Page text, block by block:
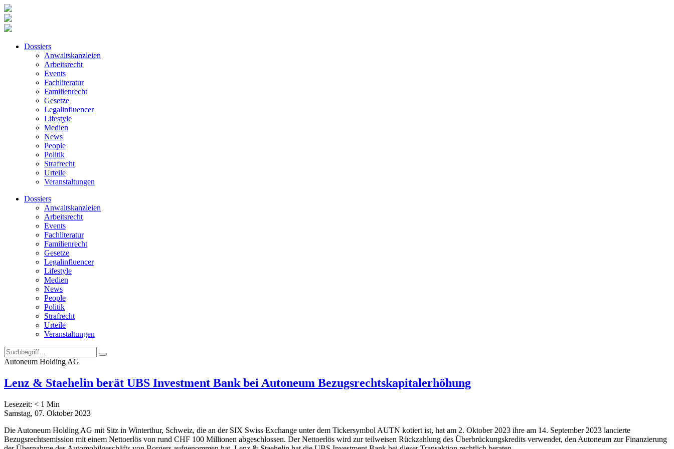
Dossiers
Anwaltskanzleien
Arbeitsrecht
Events
Fachliteratur
Familienrecht
Gesetze
Legalinfluencer
Lifestyle
Medien
News
People
Politik
Strafrecht
Urteile
Veranstaltungen
Dossiers
Anwaltskanzleien
Arbeitsrecht
Events
Fachliteratur
Familienrecht
Gesetze
Legalinfluencer
Lifestyle
Medien
News
People
Politik
Strafrecht
Urteile
Veranstaltungen
Autoneum Holding AG
Lenz & Staehelin berät UBS Investment Bank bei Autoneum Bezugsrechtskapitalerhöhung
Lesezeit: < 1 Min
Samstag, 07. Oktober 2023
Die Autoneum Holding AG mit Sitz in Winterthur, Schweiz, die an der SIX Swiss Exchange unter dem Tickersymbol AUTN kotiert ist, hat am 2. Oktober 2023 ihre am 14. September 2023 lancierte
Bezugsrechtsemission mit einem Nettoerlös von rund CHF 100 Millionen abgeschlossen. Der Nettoerlös wird zur teilweisen Rückzahlung des Überbrückungskredits verwendet, den Autoneum zur Finanzierung